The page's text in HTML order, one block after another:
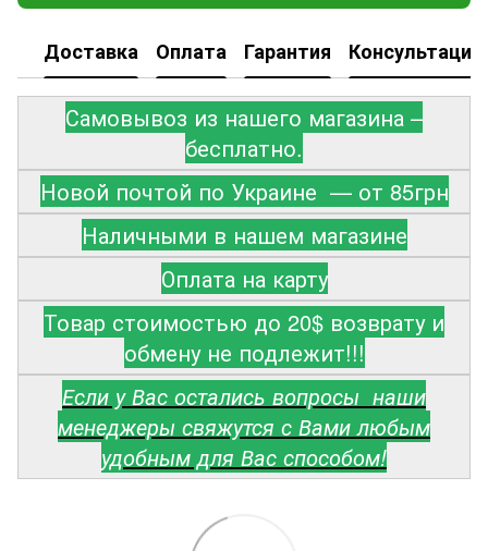
Доставка Оплата Гарантия Консультация
Самовывоз из нашего магазина –
бесплатно.
Новой почтой по Украине — от 85грн
Наличными в нашем магазине
Оплата на карту
Товар стоимостью до 20$ возврату и
обмену не подлежит!!!
Если у Вас остались вопросы наши
менеджеры свяжутся с Вами любым
удобным для Вас способом!